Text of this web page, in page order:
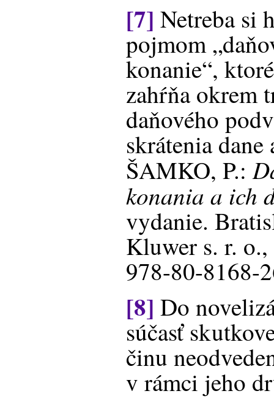
[7] Netreba si
pojmom
konanie“,
zahŕňa okrem
daňového
skrátenia
ŠAMKO, P.:
konania a ich
vydanie.
Kluwer s. r.
978-80-8168-
[8] Do
súčasť
činu
v rámci jeho